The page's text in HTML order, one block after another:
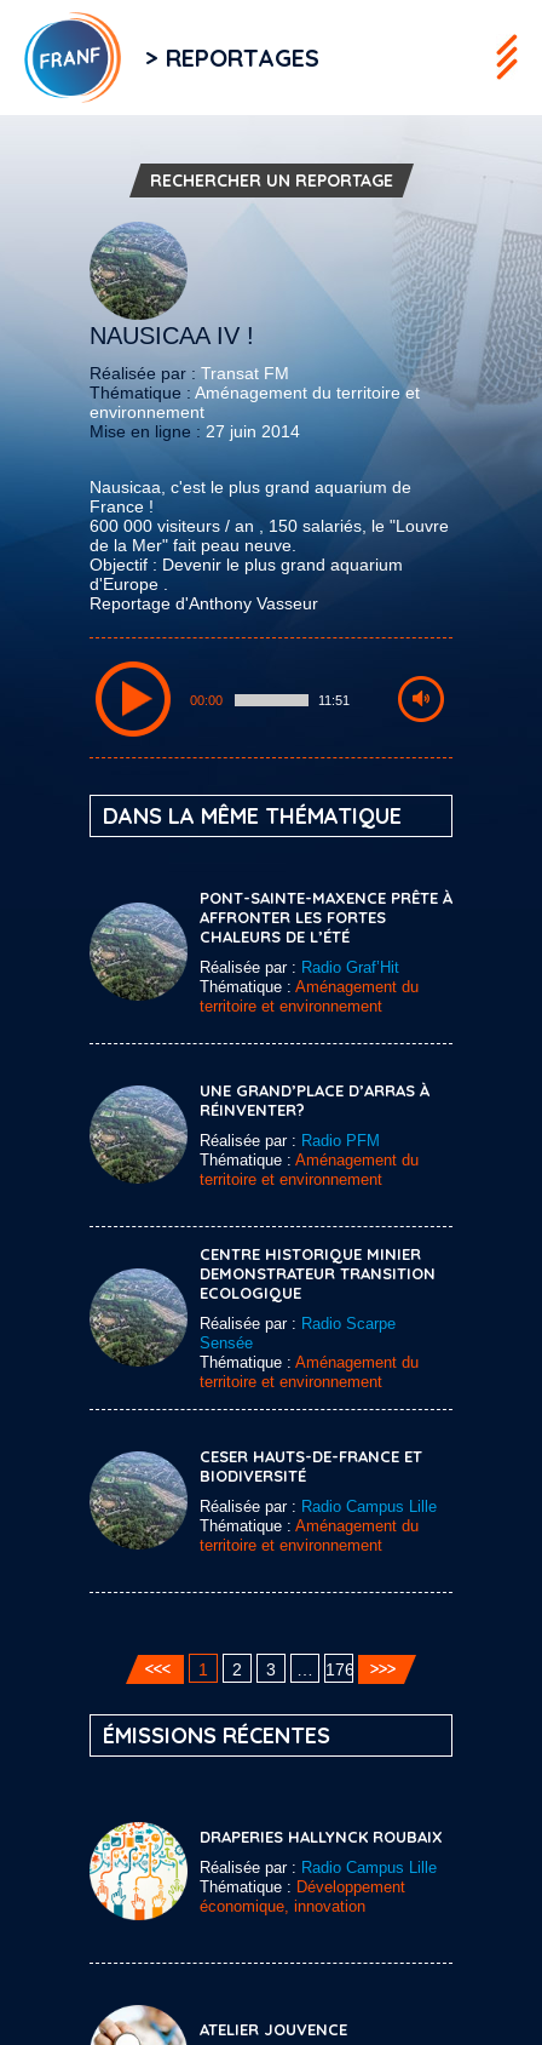
> REPORTAGES
RECHERCHER UN REPORTAGE
NAUSICAA IV !
Réalisée par : Transat FM
Thématique : Aménagement du territoire et
environnement
Mise en ligne : 27 juin 2014
Nausicaa, c'est le plus grand aquarium de
France !
600 000 visiteurs / an , 150 salariés, le "Louvre
de la Mer" fait peau neuve.
Objectif : Devenir le plus grand aquarium
d'Europe .
Reportage d'Anthony Vasseur
00:00 11:51
DANS LA MÊME THÉMATIQUE
PONT-SAINTE-MAXENCE PRÊTE À
AFFRONTER LES FORTES
CHALEURS DE L’ÉTÉ
Réalisée par : Radio Graf’Hit
Thématique : Aménagement du
territoire et environnement
UNE GRAND’PLACE D’ARRAS À
RÉINVENTER?
Réalisée par : Radio PFM
Thématique : Aménagement du
territoire et environnement
CENTRE HISTORIQUE MINIER
DEMONSTRATEUR TRANSITION
ECOLOGIQUE
Réalisée par : Radio Scarpe
Sensée
Thématique : Aménagement du
territoire et environnement
CESER HAUTS-DE-FRANCE ET
BIODIVERSITÉ
Réalisée par : Radio Campus Lille
Thématique : Aménagement du
territoire et environnement
1 2 3 176
ÉMISSIONS RÉCENTES
DRAPERIES HALLYNCK ROUBAIX
Réalisée par : Radio Campus Lille
Thématique : Développement
économique, innovation
ATELIER JOUVENCE